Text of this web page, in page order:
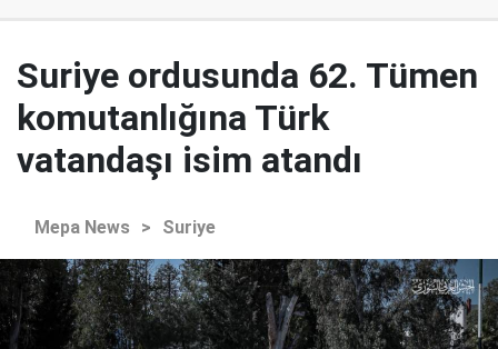
Suriye ordusunda 62. Tümen
komutanlığına Türk
vatandaşı isim atandı
Mepa News > Suriye